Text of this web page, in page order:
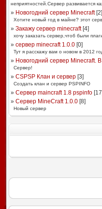
неприятностей.Сервер развивается
» Новогодний сервер Minecraft[2]
Хотите новый год в майне? этот
» Закажу сервер minecraft[4]
хочу заказать сервер,чтоб были
» сервер minecraft 1.0.0[0]
Тут я расскажу вам о новом в 2012
» Новогодний сервер Minecraft.
Сервер!
» CSPSP Клан и сервер[3]
Создать клан и сервер PSPINFO
» Сервер maincraft 1.8 pspinfo[17
» Сервер MineCraft 1.0.0[8]
Новый сервер